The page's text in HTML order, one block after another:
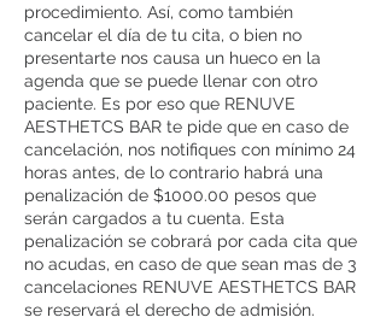
procedimiento. Así, como también
cancelar el día de tu cita, o bien no
presentarte nos causa un hueco en la
agenda que se puede llenar con otro
paciente. Es por eso que RENUVE
AESTHETCS BAR te pide que en caso de
cancelación, nos notifiques con mínimo 24
horas antes, de lo contrario habrá una
penalización de $1000.00 pesos que
serán cargados a tu cuenta. Esta
penalización se cobrará por cada cita que
no acudas, en caso de que sean mas de 3
cancelaciones RENUVE AESTHETCS BAR
se reservará el derecho de admisión.